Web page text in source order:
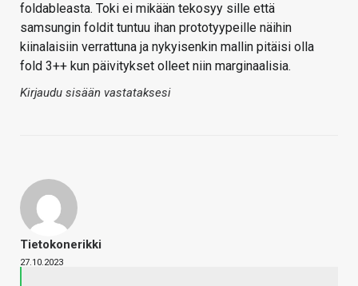
foldableasta. Toki ei mikään tekosyy sille että
samsungin foldit tuntuu ihan prototyypeille näihin
kiinalaisiin verrattuna ja nykyisenkin mallin pitäisi olla
fold 3++ kun päivitykset olleet niin marginaalisia.
Kirjaudu sisään vastataksesi
Tietokonerikki
27.10.2023